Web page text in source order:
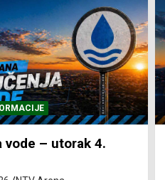
energije – utorak